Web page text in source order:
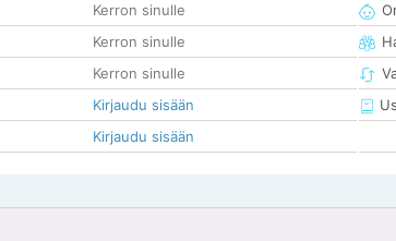
Kerron sinulle
Kerron sinulle
Kerron sinulle
Kirjaudu sisään
Kirjaudu sisään